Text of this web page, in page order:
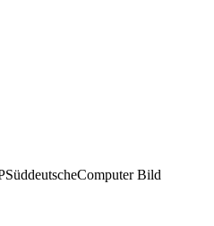
SüddeutscheComputer Bild